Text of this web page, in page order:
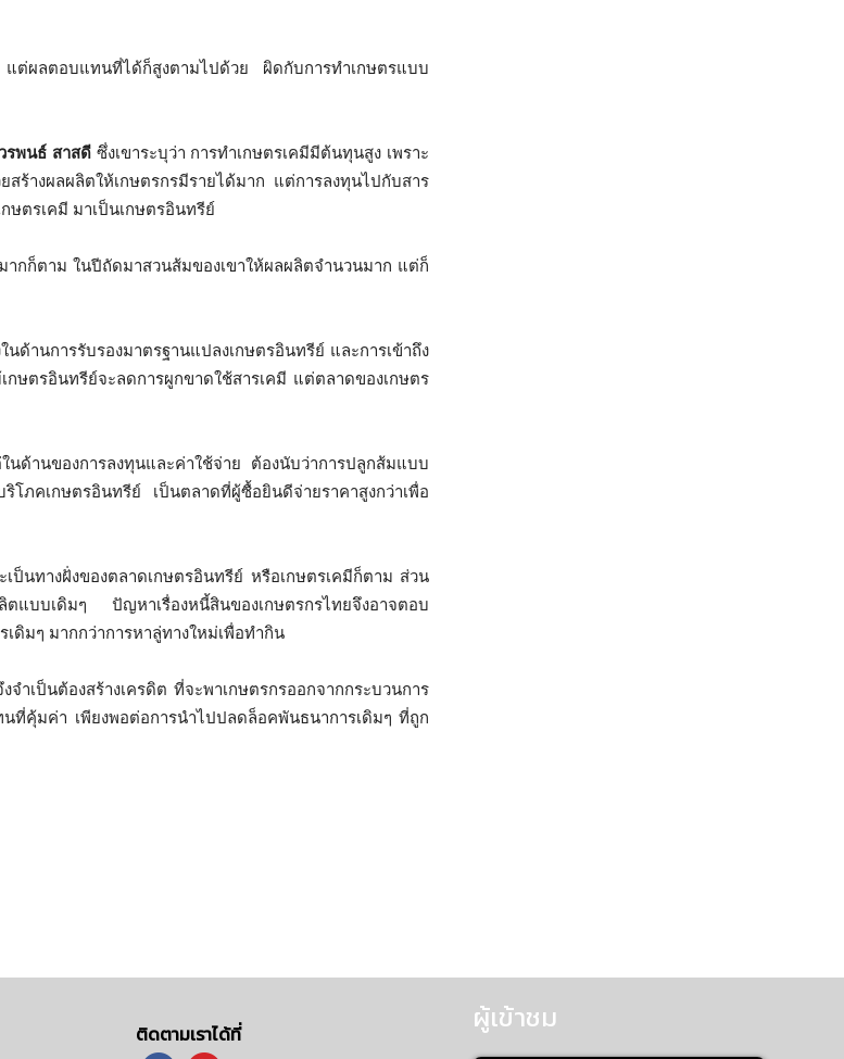
ต่ผลตอบแทนที่ได้ก็สูงตามไปด้วย ผิดกับการทำเกษตรแบบ
รพนธ์ สาสดี ซึ่งเขาระบุว่า การทำเกษตรเคมีมีต้นทุนสูง เพราะ
ร้างผลผลิตให้เกษตรกรมีรายได้มาก แต่การลงทุนไปกับสาร
ษตรเคมี มาเป็นเกษตรอินทรีย์
กก็ตาม ในปีถัดมาสวนส้มของเขาให้ผลผลิตจำนวนมาก แต่ก็
ด้านการรับรองมาตรฐานแปลงเกษตรอินทรีย์ และการเข้าถึง
ษตรอินทรีย์จะลดการผูกขาดใช้สารเคมี แต่ตลาดของเกษตร
ด้านของการลงทุนและค่าใช้จ่าย ต้องนับว่าการปลูกส้มแบบ
โภคเกษตรอินทรีย์ เป็นตลาดที่ผู้ซื้อยินดีจ่ายราคาสูงกว่าเพื่อ
ป็นทางฝั่งของตลาดเกษตรอินทรีย์ หรือเกษตรเคมีก็ตาม ส่วน
ตแบบเดิมๆ ปัญหาเรื่องหนี้สินของเกษตรกรไทยจึงอาจตอบ
ดิมๆ มากกว่าการหาลู่ทางใหม่เพื่อทำกิน
ำเป็นต้องสร้างเครดิต ที่จะพาเกษตรกรออกจากกระบวนการ
ที่คุ้มค่า เพียงพอต่อการนำไปปลดล็อคพันธนาการเดิมๆ ที่ถูก
ติดตามเราได้ที่ ผู้เข้าชม